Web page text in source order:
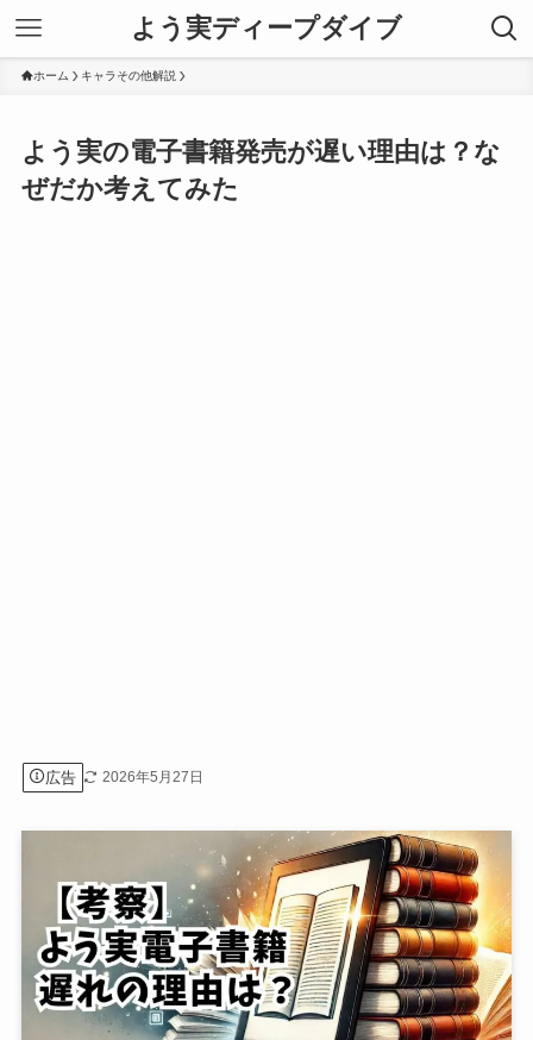
よう実ディープダイブ
ホーム キャラその他解説
よう実の電子書籍発売が遅い理由は？な
ぜだか考えてみた
広告 2026年5月27日